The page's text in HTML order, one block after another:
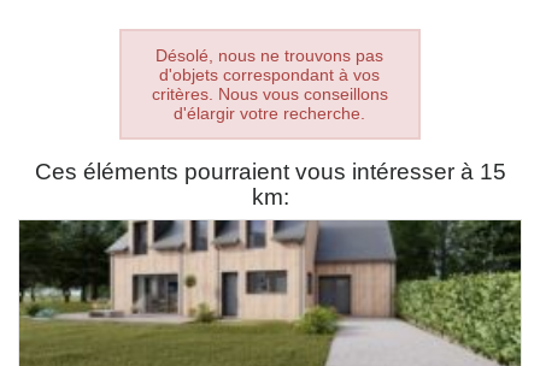
Désolé, nous ne trouvons pas
d'objets correspondant à vos
critères. Nous vous conseillons
d'élargir votre recherche.
Ces éléments pourraient vous intéresser à 15
km: